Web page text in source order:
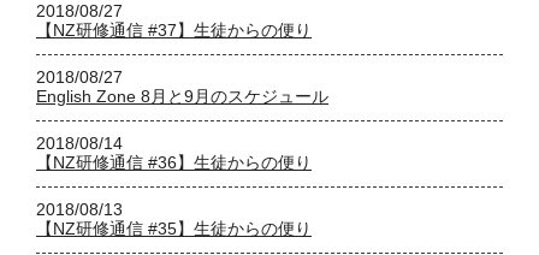
2018/08/27
【NZ研修通信 #37】生徒からの便り
2018/08/27
English Zone 8月と9月のスケジュール
2018/08/14
【NZ研修通信 #36】生徒からの便り
2018/08/13
【NZ研修通信 #35】生徒からの便り